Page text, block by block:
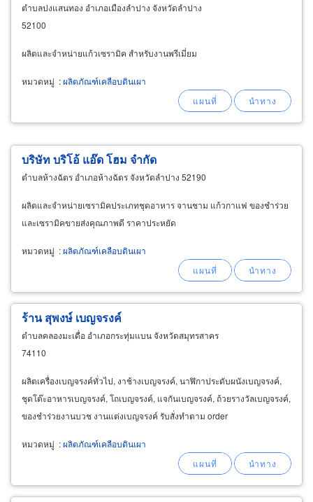
ตำบลปงแสนทอง อำเภอเมืองลำปาง จังหวัดลำปาง
52100
ผลิตและจำหน่ายแก้วเซรามิค สำหรับงานพรีเมี่ยม
หมวดหมู่ :ผลิตภัณฑ์เคลือบดินเผา
บริษัท บริโอ้ แอ๊ด โฮม จำกัด
ตำบลห้างฉัตร อำเภอห้างฉัตร จังหวัดลำปาง 52190
ผลิตและจำหน่ายเซรามิคประเภทชุดอาหาร จานชาม แก้วกาแฟ ของชำร่วย
และเซรามิคขายส่งคุณภาพดี ราคาประหยัด
หมวดหมู่ :ผลิตภัณฑ์เคลือบดินเผา
ร้าน สุพงษ์ เบญจรงค์
ตำบลคลองมะเดื่อ อำเภอกระทุ่มแบน จังหวัดสมุทรสาคร
74110
ผลิตเครื่องเบญจรงค์ทั่วไป, งาช้างเบญจรงค์, นาฬิกาประดับผนังเบญจรงค์,
ชุดโต๊ะอาหารเบญจรงค์, โถเบญจรงค์, แจกันเบญจรงค์, ถ้วยรางวัลเบญจรงค์,
ของชำร่วยงานบวช งานแต่งเบญจรงค์ รับสั่งทำตาม order
หมวดหมู่ :ผลิตภัณฑ์เคลือบดินเผา